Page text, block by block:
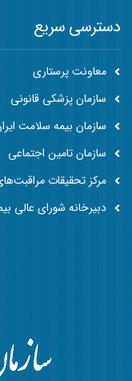
دسترسی سریع
معاونت پرستاری
سازمان پزشکی قانونی
سازمان بیمه سلامت
سازمان تامین اجتماعی
مرکز تحقیقات
دبیرخانه شورای عالی